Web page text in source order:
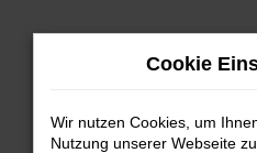
Zum
Cookie
Wir nutzen Cookies, um
Nutzung unserer Webseite